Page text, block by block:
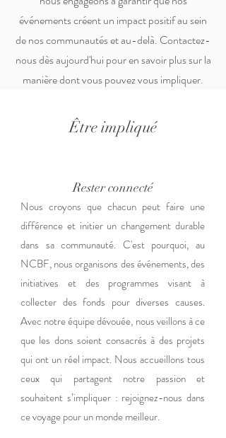
événements créent un impact positif au sein
de nos communautés et au-delà. Contactez-
nous dès aujourd'hui pour en savoir plus sur la
manière dont vous pouvez vous impliquer.
Être impliqué
Rester connecté
Nous croyons que chacun peut faire une
différence et initier un changement durable
dans sa communauté. C'est pourquoi, au
NCBF, nous organisons des événements, des
initiatives et des programmes visant à
collecter des fonds pour diverses causes.
Avec notre équipe dévouée, nous veillons à ce
que les dons soient consacrés à des projets
qui ont un réel impact. Nous accueillons tous
ceux qui partagent notre passion et
souhaitent s’impliquer : rejoignez-nous dans
ce voyage pour un monde meilleur.